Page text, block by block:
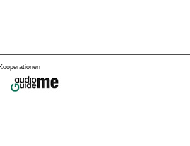
Kooperationen